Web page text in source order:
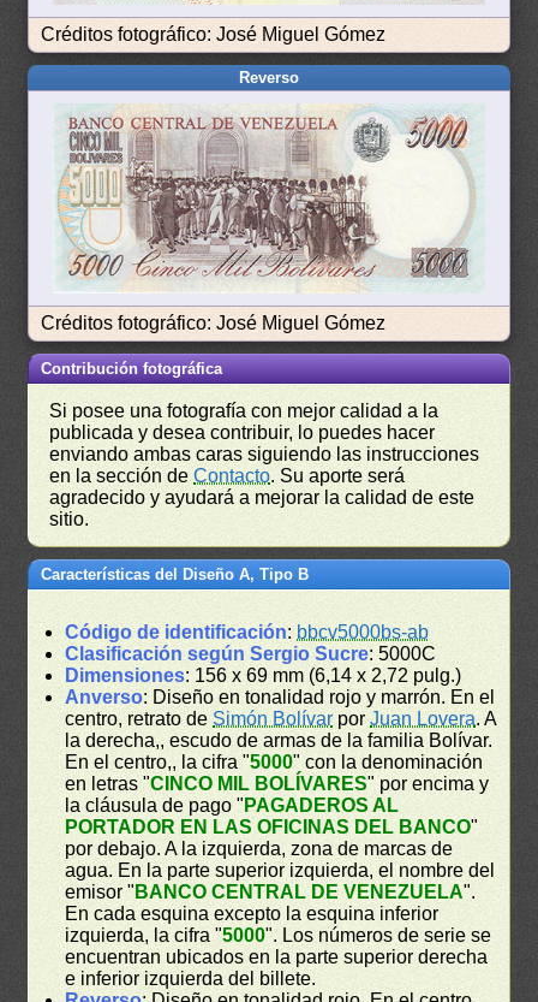
Créditos fotográfico: José Miguel Gómez
Reverso
Créditos fotográfico: José Miguel Gómez
Contribución fotográfica
Si posee una fotografía con mejor calidad a la
publicada y desea contribuir, lo puedes hacer
enviando ambas caras siguiendo las instrucciones
en la sección deContacto. Su aporte será
agradecido y ayudará a mejorar la calidad de este
sitio.
Características del Diseño A, Tipo B
Código de identificación: bbcv5000bs-ab
Clasificación según Sergio Sucre: 5000C
Dimensiones: 156 x 69 mm (6,14 x 2,72 pulg.)
Anverso: Diseño en tonalidad rojo y marrón. En el
centro, retrato deSimón Bolívar porJuan Lovera. A
la derecha,, escudo de armas de la familia Bolívar.
En el centro,, la cifra "5000" con la denominación
en letras "CINCO MIL BOLÍVARES" por encima y
la cláusula de pago " PAGADEROS AL
PORTADOR EN LAS OFICINAS DEL BANCO"
por debajo. A la izquierda, zona de marcas de
agua. En la parte superior izquierda, el nombre del
emisor " BANCO CENTRAL DE VENEZUELA".
En cada esquina excepto la esquina inferior
izquierda, la cifra "5000". Los números de serie se
encuentran ubicados en la parte superior derecha
e inferior izquierda del billete.